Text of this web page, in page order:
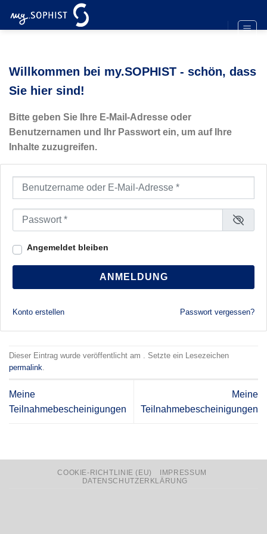
Inhalt
Willkommen bei my.SOPHIST - schön, dass
Sie hier sind!
Bitte geben Sie Ihre E-Mail-Adresse oder
Benutzernamen und Ihr Passwort ein, um auf Ihre
Inhalte zuzugreifen.
Benutzername oder E-Mail-Adresse
Passwort
Angemeldet bleiben
ANMELDUNG
Konto erstellen Passwort vergessen?
Dieser Eintrag wurde veröffentlicht am . Setzte ein Lesezeichen
permalink.
Meine
Teilnahmebescheinigungen
Meine
Teilnahmebescheinigungen
COOKIE-RICHTLINIE (EU)
IMPRESSUM
DATENSCHUTZERKLÄRUNG